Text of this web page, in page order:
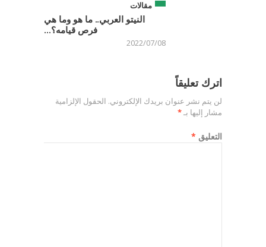
مقالات
النيتو العربي.. ما هو وما هي
فرص قيامه؟...
2022/07/08
اترك تعليقاً
لن يتم نشر عنوان بريدك الإلكتروني. الحقول الإلزامية
مشار إليها بـ*
التعليق *